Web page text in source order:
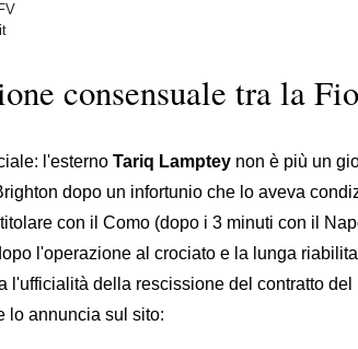
consensuale tra la
l'esterno Tariq Lamptey non è più un
dopo un infortunio che lo aveva
con il Como (dopo i 3 minuti con il
l'operazione al crociato e la lunga
l'ufficialità della rescissione del contratto
lo annuncia sul sito: